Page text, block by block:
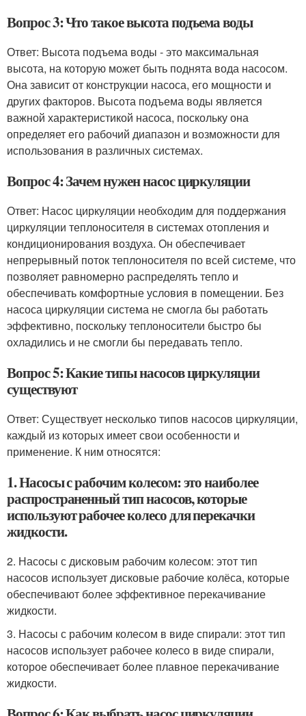
Вопрос 3: Что такое высота подъема воды
Ответ: Высота подъема воды - это максимальная
высота, на которую может быть поднята вода насосом.
Она зависит от конструкции насоса, его мощности и
других факторов. Высота подъема воды является
важной характеристикой насоса, поскольку она
определяет его рабочий диапазон и возможности для
использования в различных системах.
Вопрос 4: Зачем нужен насос циркуляции
Ответ: Насос циркуляции необходим для поддержания
циркуляции теплоносителя в системах отопления и
кондиционирования воздуха. Он обеспечивает
непрерывный поток теплоносителя по всей системе, что
позволяет равномерно распределять тепло и
обеспечивать комфортные условия в помещении. Без
насоса циркуляции система не смогла бы работать
эффективно, поскольку теплоносители быстро бы
охладились и не смогли бы передавать тепло.
Вопрос 5: Какие типы насосов циркуляции
существуют
Ответ: Существует несколько типов насосов циркуляции,
каждый из которых имеет свои особенности и
применение. К ним относятся:
1. Насосы с рабочим колесом: это наиболее
распространенный тип насосов, которые
используют рабочее колесо для перекачки
жидкости.
2. Насосы с дисковым рабочим колесом: этот тип
насосов использует дисковые рабочие колёса, которые
обеспечивают более эффективное перекачивание
жидкости.
3. Насосы с рабочим колесом в виде спирали: этот тип
насосов использует рабочее колесо в виде спирали,
которое обеспечивает более плавное перекачивание
жидкости.